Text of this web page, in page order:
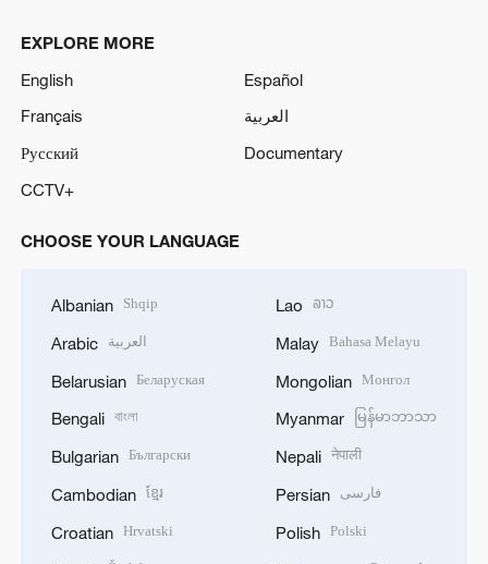
EXPLORE MORE
English
Español
Français
العربية
Русский
Documentary
CCTV+
CHOOSE YOUR LANGUAGE
Albanian Shqip
Arabic العربية
Belarusian Беларуская
Bengali বাংলা
Bulgarian Български
Cambodian ខ្មែរ
Croatian Hrvatski
Lao ລາວ
Malay Bahasa Melayu
Mongolian Монгол
Myanmar မြန်မာဘာသာ
Nepali नेपाली
Persian فارسی
Polish Polski